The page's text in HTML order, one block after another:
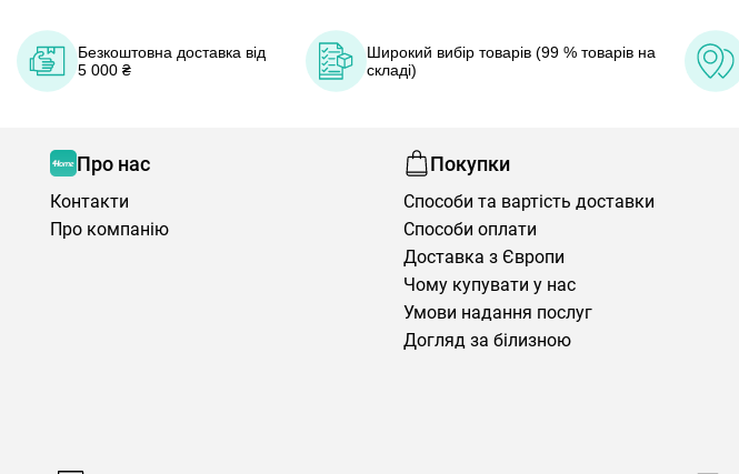
Безкоштовна доставка від
5 000 ₴
Широкий вибір товарів (99 % товарів на
складі)
Про нас
Контакти
Про компанію
Покупки
Способи та вартість доставки
Способи оплати
Доставка з Європи
Чому купувати у нас
Умови надання послуг
Догляд за білизною